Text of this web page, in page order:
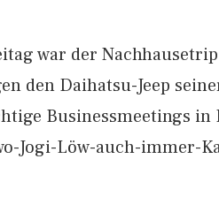
war der
den Daihatsu-Jeep
Businessmeetings
Jogi-Löw-auch-immer-